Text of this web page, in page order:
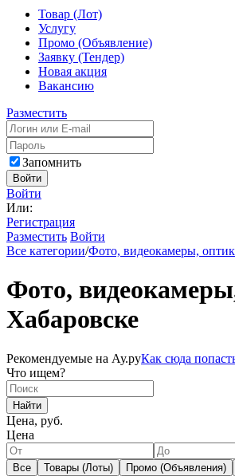
Товар (Лот)
Услугу
Промо (Объявление)
Заявку (Тендер)
Новая акция
Вакансию
Разместить
Запомнить
Войти
Войти
Или:
Регистрация
Разместить Войти
Все категории/Фото, видеокамеры,
Фото,
Хабаровске
Рекомендуемые на Ау.руКак сюда
Что ищем?
Найти
Цена, руб.
Цена
Все Товары (Лоты) Промо (Объявления)